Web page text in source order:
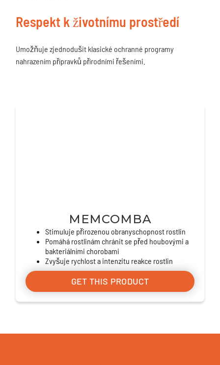
Respekt k životnímu prostředí
Umožňuje zjednodušit klasické ochranné programy
nahrazením přípravků přírodními řešeními.
MEMCOMBA
Stimuluje přirozenou obranyschopnost rostlin
Pomáhá rostlinám chránit se před houbovými a
bakteriálními chorobami
Zvyšuje rychlost a intenzitu reakce rostlin
GET THIS PRODUCT